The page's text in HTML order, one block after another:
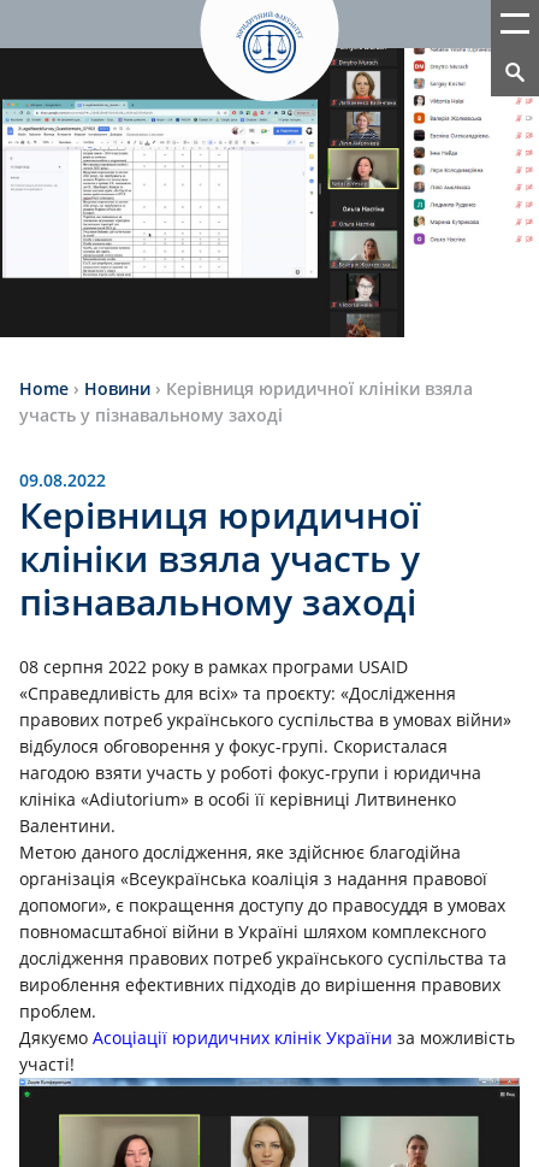
Home › Новини › Керівниця юридичної клініки взяла
участь у пізнавальному заході
09.08.2022
Керівниця юридичної
клініки взяла участь у
пізнавальному заході
08 серпня 2022 року в рамках програми USAID
«Справедливість для всіх» та проєкту: «Дослідження
правових потреб українського суспільства в умовах війни»
відбулося обговорення у фокус-групі. Скористалася
нагодою взяти участь у роботі фокус-групи і юридична
клініка «Adiutorium» в особі її керівниці Литвиненко
Валентини.
Метою даного дослідження, яке здійснює благодійна
організація «Всеукраїнська коаліція з надання правової
допомоги», є покращення доступу до правосуддя в умовах
повномасштабної війни в Україні шляхом комплексного
дослідження правових потреб українського суспільства та
вироблення ефективних підходів до вирішення правових
проблем.
Дякуємо Асоціації юридичних клінік України за можливість
участі!